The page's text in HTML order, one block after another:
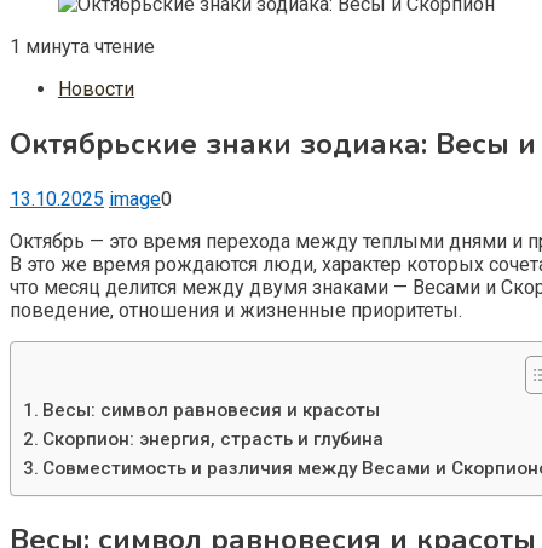
1 минута чтение
Новости
Октябрьские знаки зодиака: Весы
13.10.2025 image0
Октябрь — это время перехода между теплыми днями и
В это же время рождаются люди, характер которых
что месяц делится между двумя знаками — Весами и
поведение, отношения и жизненные приоритеты.
Весы: символ равновесия и красоты
Скорпион: энергия, страсть и глубина
Совместимость и различия между Весами и
Весы: символ равновесия и красоты